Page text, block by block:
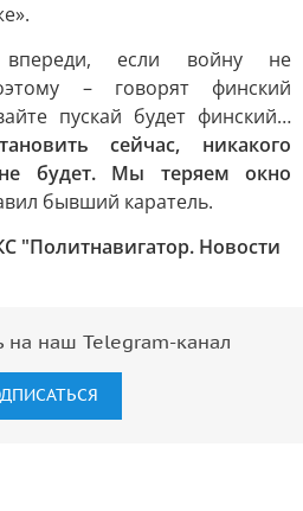
впереди, если войну не
– говорят финский
пускай будет финский…
сейчас, никакого
будет. Мы теряем окно
бывший каратель.
"Политнавигатор. Новости
на наш Telegram-канал